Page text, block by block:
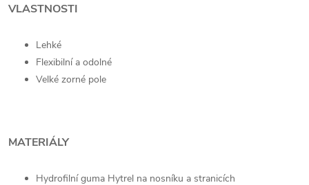
VLASTNOSTI
Lehké
Flexibilní a odolné
Velké zorné pole
MATERIÁLY
Hydrofilní guma Hytrel na nosníku a stranicích